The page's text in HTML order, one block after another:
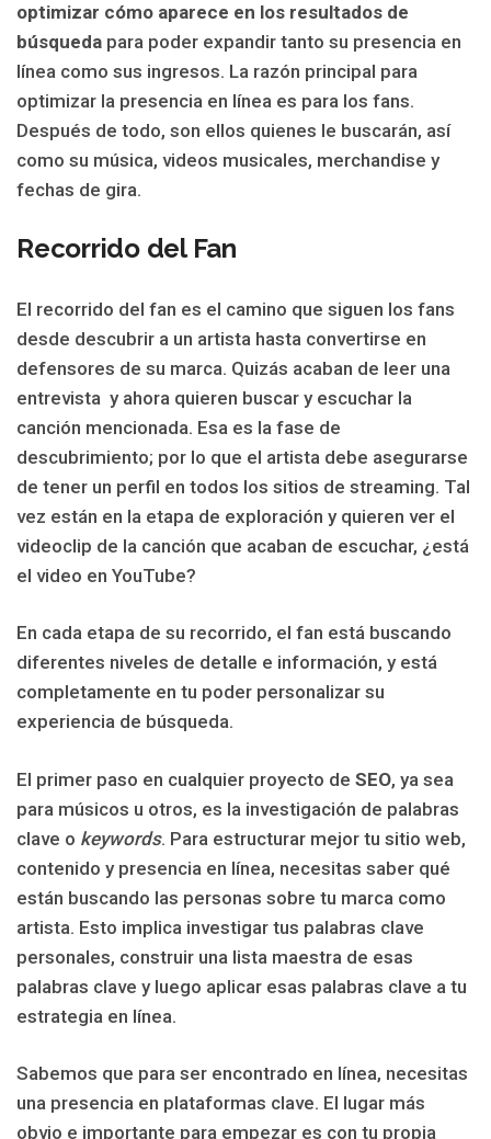
optimizar cómo aparece en los resultados de
búsqueda para poder expandir tanto su presencia en
línea como sus ingresos. La razón principal para
optimizar la presencia en línea es para los fans.
Después de todo, son ellos quienes le buscarán, así
como su música, videos musicales, merchandise y
fechas de gira.
Recorrido del Fan
El recorrido del fan es el camino que siguen los fans
desde descubrir a un artista hasta convertirse en
defensores de su marca. Quizás acaban de leer una
entrevista y ahora quieren buscar y escuchar la
canción mencionada. Esa es la fase de
descubrimiento; por lo que el artista debe asegurarse
de tener un perfil en todos los sitios de streaming. Tal
vez están en la etapa de exploración y quieren ver el
videoclip de la canción que acaban de escuchar, ¿está
el video en YouTube?
En cada etapa de su recorrido, el fan está buscando
diferentes niveles de detalle e información, y está
completamente en tu poder personalizar su
experiencia de búsqueda.
El primer paso en cualquier proyecto de SEO, ya sea
para músicos u otros, es la investigación de palabras
clave o keywords. Para estructurar mejor tu sitio web,
contenido y presencia en línea, necesitas saber qué
están buscando las personas sobre tu marca como
artista. Esto implica investigar tus palabras clave
personales, construir una lista maestra de esas
palabras clave y luego aplicar esas palabras clave a tu
estrategia en línea.
Sabemos que para ser encontrado en línea, necesitas
una presencia en plataformas clave. El lugar más
obvio e importante para empezar es con tu propia